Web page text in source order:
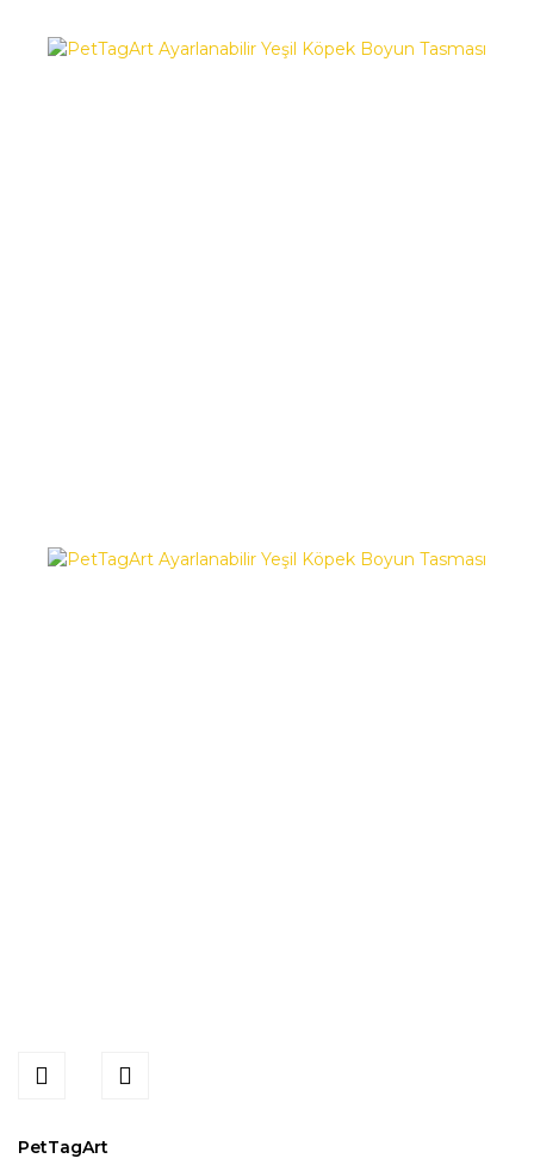
PetTagArt